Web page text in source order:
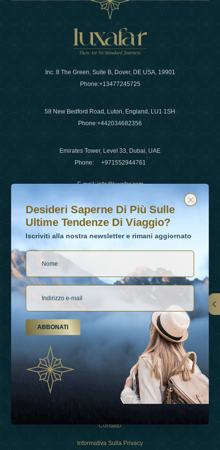
Inc. 8 The Green, Suite B, Dover, DE USA, 19901
Phone:+13477245725
58 New Bedford Road, Luton, England, LU1 1SH
Phone:+442034682356
Emirates Tower, Level 33, Dubai, UAE
Phone: +971552944761
E-mail:info@luxafar.com
WhatsApp No
+442034682356
Collegamenti
Esperienza
Contatto
Informativa Sulla Privacy
Desideri saperne di più sulle ultime tendenze di viaggio?
Iscriviti alla nostra newsletter e rimani aggiornato
Desideri Saperne Di Più Sulle
Ultime Tendenze Di Viaggio?
Iscriviti alla nostra newsletter e rimani aggiornato
ABBONATI